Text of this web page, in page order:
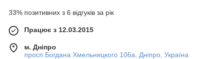
33% позитивних з 6 відгуків за рік
Працює з 12.03.2015
м. Дніпро
просп.Богдана Хмельницкого 106а, Дніпро, Україна